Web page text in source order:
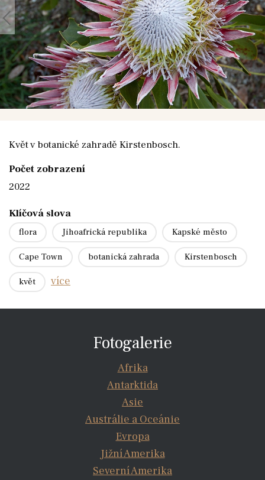
Květ v botanické zahradě Kirstenbosch.
Počet zobrazení
2022
Klíčová slova
flora Jihoafrická republika Kapské město
Cape Town botanická zahrada Kirstenbosch
květ více
Fotogalerie
Afrika
Antarktida
Asie
Austrálie a Oceánie
Evropa
Jižní Amerika
Severní Amerika